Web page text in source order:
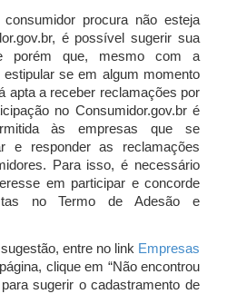
procura não esteja
é possível sugerir sua
porém que, mesmo com a
se em algum momento
apta a receber reclamações por
no Consumidor.gov.br é
às empresas que se
e responder as reclamações
Para isso, é necessário
em participar e concorde
no Termo de Adesão e
entre no link Empresas
clique em “Não encontrou
sugerir o cadastramento de